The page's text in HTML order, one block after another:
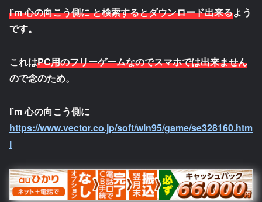
I’m 心の向こう側にと検索するとダウンロード出来るよう
です。
これはPC用のフリーゲームなのでスマホでは出来ません
ので念のため。
I’m 心の向こう側に
https://www.vector.co.jp/soft/win95/game/se328160.htm
l